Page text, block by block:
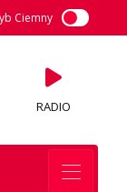
Ciemny
RADIO